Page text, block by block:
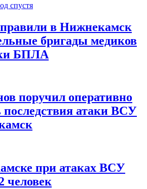
спустя
в Нижнекамск
бригады медиков
БПЛА
поручил оперативно
последствия атаки ВСУ
при атаках ВСУ
человек